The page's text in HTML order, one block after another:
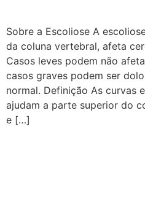
Sobre a Escoliose A
da coluna vertebral, afeta
Casos leves podem não
casos graves podem ser
normal. Definição As curvas
ajudam a parte superior do
e […]